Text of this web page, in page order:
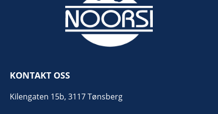
KONTAKT OSS
Kilengaten 15b, 3117 Tønsberg